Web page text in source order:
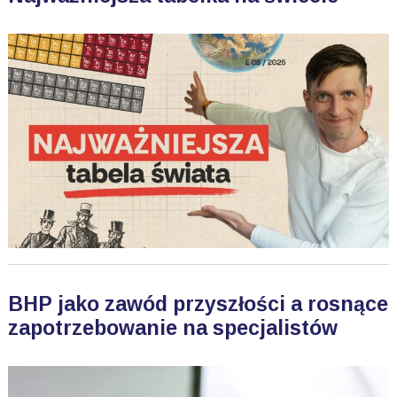
BHP jako zawód przyszłości a rosnące
zapotrzebowanie na specjalistów